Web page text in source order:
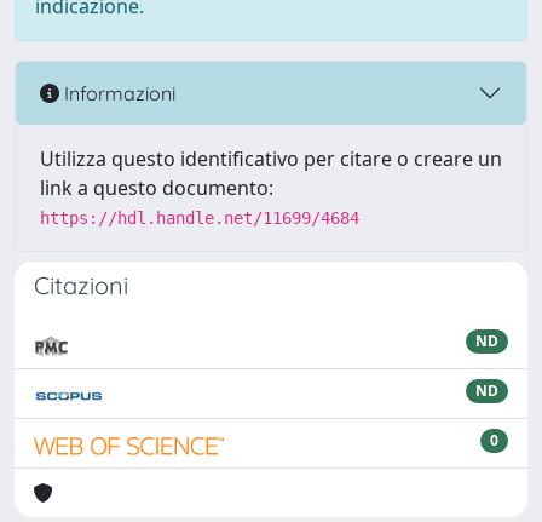
indicazione.
Informazioni
Utilizza questo identificativo per citare o creare un
link a questo documento:
https://hdl.handle.net/11699/4684
Citazioni
ND
ND
0